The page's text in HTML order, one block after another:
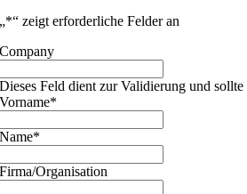
„*“ zeigt erforderliche Felder an
Company
Dieses Feld dient zur Validierung und
Vorname*
Name*
Firma/Organisation